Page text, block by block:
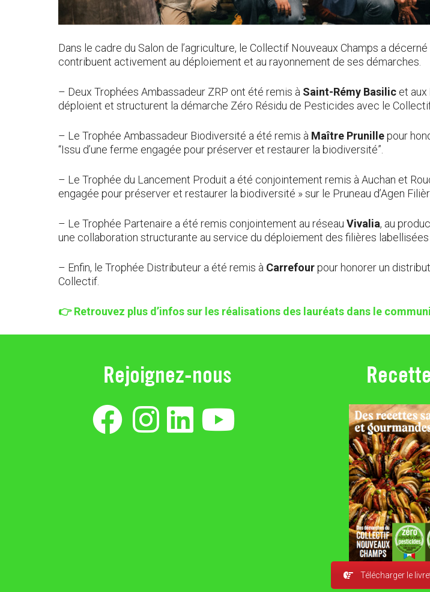
Dans le cadre du Salon de l’agriculture, le Collectif Nouveaux Champs a
contribuent activement au déploiement et au rayonnement de ses démarches.
– Deux Trophées Ambassadeur ZRP ont été remis à Saint-Rémy Basilic et aux
déploient et structurent la démarche Zéro Résidu de Pesticides avec le
– Le Trophée Ambassadeur Biodiversité a été remis à Maître Prunillepour
“Issu d’une ferme engagée pour préserver et restaurer la biodiversité”.
– Le Trophée du Lancement Produit a été conjointement remis à Auchan et
engagée pour préserver et restaurer la biodiversité » sur le Pruneau d’Agen
– Le Trophée Partenaire a été remis conjointement au réseau Vivalia, au
une collaboration structurante au service du déploiement des filières labellisées
– Enfin, le Trophée Distributeur a été remis à Carrefourpour honorer un
Collectif.
👉 Retrouvez plus d’infos sur les réalisations des lauréats dans le
Rejoignez-nous
Télécharger le